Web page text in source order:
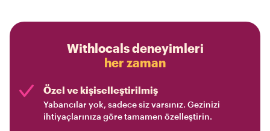
Withlocals deneyimleri
her zaman
Özel ve kişiselleştirilmiş
Yabancılar yok, sadece siz varsınız. Gezinizi
ihtiyaçlarınıza göre tamamen özelleştirin.